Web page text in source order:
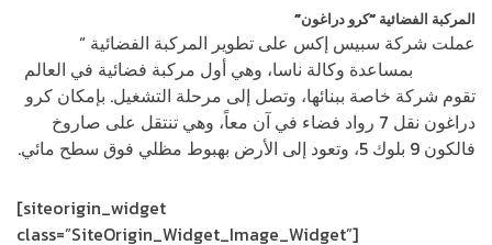
المركبة الفضائية “كرو دراغون”
عملت شركة سبيس إكس على تطوير المركبة الفضائية “
بمساعدة وكالة ناسا، وهي أول مركبة فضائية في العالم
تقوم شركة خاصة ببنائها، وتصل إلى مرحلة التشغيل. بإمكان كرو
دراغون نقل 7 رواد فضاء في آن معاً، وهي تنتقل على صاروخ
فالكون 9 بلوك 5، وتعود إلى الأرض بهبوط مظلي فوق سطح مائي.
[siteorigin_widget
class=”SiteOrigin_Widget_Image_Widget”]